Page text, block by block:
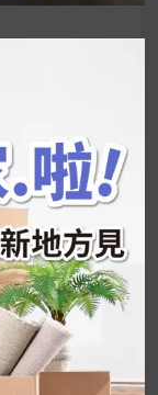
戲！今年過
友們一起分
伴手禮
停藥後體重
行的！6 個